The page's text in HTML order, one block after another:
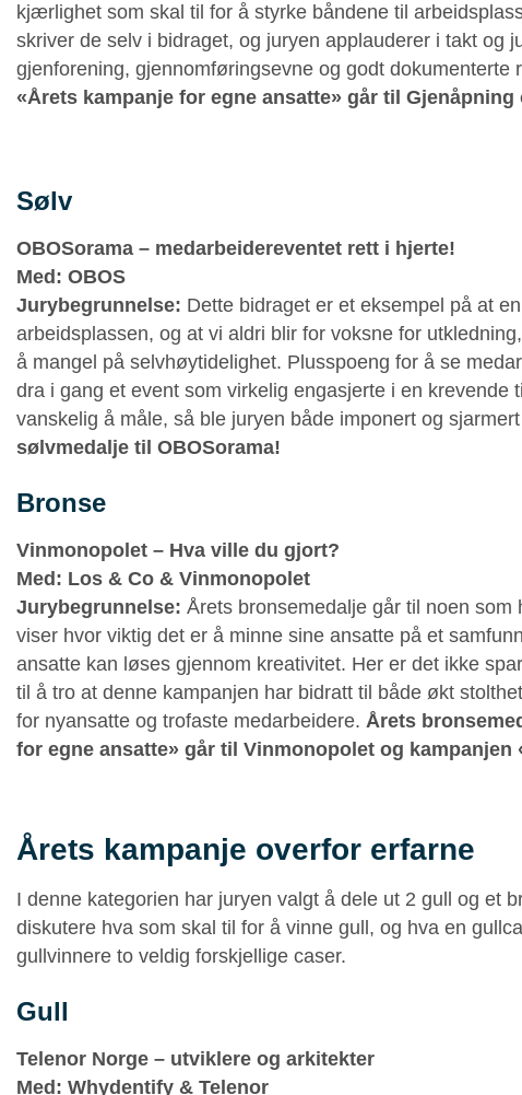
kjærlighet som skal til for å styrke båndene til
skriver de selv i bidraget, og juryen applauderer i takt og
gjenforening, gjennomføringsevne og godt dokumenterte
«Årets kampanje for egne ansatte» går til
Sølv
OBOSorama – medarbeidereventet rett i hjerte!
Med: OBOS
Jurybegrunnelse: Dette bidraget er et eksempel på at
arbeidsplassen, og at vi aldri blir for voksne for
å mangel på selvhøytidelighet. Plusspoeng for å se
dra i gang et event som virkelig engasjerte i en krevende
vanskelig å måle, så ble juryen både imponert og
sølvmedalje til OBOSorama!
Bronse
Vinmonopolet – Hva ville du gjort?
Med: Los & Co & Vinmonopolet
Jurybegrunnelse: Årets bronsemedalje går til noen
viser hvor viktig det er å minne sine ansatte på et
ansatte kan løses gjennom kreativitet. Her er det ikke
til å tro at denne kampanjen har bidratt til både økt
for nyansatte og trofaste medarbeidere. Årets
for egne ansatte» går til Vinmonopolet og kampanjen
Årets kampanje overfor erfarne
I denne kategorien har juryen valgt å dele ut 2 gull og et
diskutere hva som skal til for å vinne gull, og hva en
gullvinnere to veldig forskjellige caser.
Gull
Telenor Norge – utviklere og arkitekter
Med: Whydentify & Telenor